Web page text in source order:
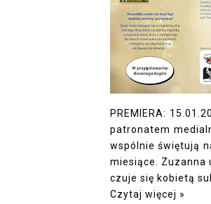
PREMIERA:
patronatem
wspólnie świętują
miesiące. Zuzanna
czuje się kobietą
Czytaj więcej »